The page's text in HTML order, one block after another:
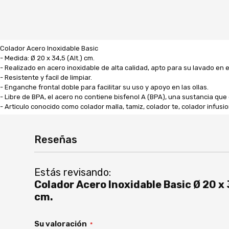
Colador Acero Inoxidable Basic
- Medida: Ø 20 x 34,5 (Alt.) cm.
- Realizado en acero inoxidable de alta calidad, apto para su lavado en
- Resistente y facil de limpiar.
- Enganche frontal doble para facilitar su uso y apoyo en las ollas.
- Libre de BPA, el acero no contiene bisfenol A (BPA), una sustancia
- Articulo conocido como colador malla, tamiz, colador te, colador
Reseñas
Estás revisando:
Colador Acero Inoxidable Basic Ø 20
cm.
Su valoración